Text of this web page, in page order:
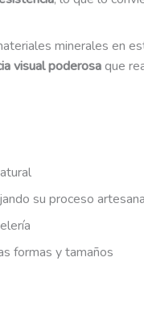
minerales en
visual poderosaque
su proceso
formas y tamaños